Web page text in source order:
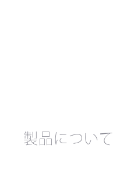
製品について